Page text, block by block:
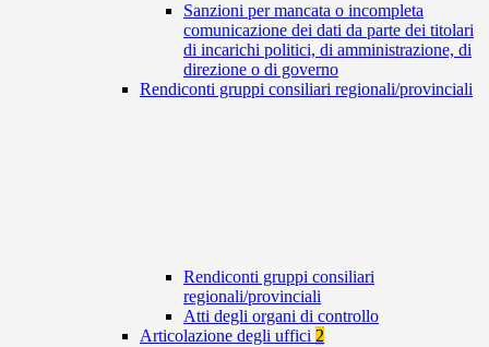
Sanzioni per mancata o incompleta
comunicazione dei dati da parte dei titolari
di incarichi politici, di amministrazione, di
direzione o di governo
Rendiconti gruppi consiliari regionali/provinciali
Rendiconti gruppi consiliari
regionali/provinciali
Atti degli organi di controllo
Articolazione degli uffici 2